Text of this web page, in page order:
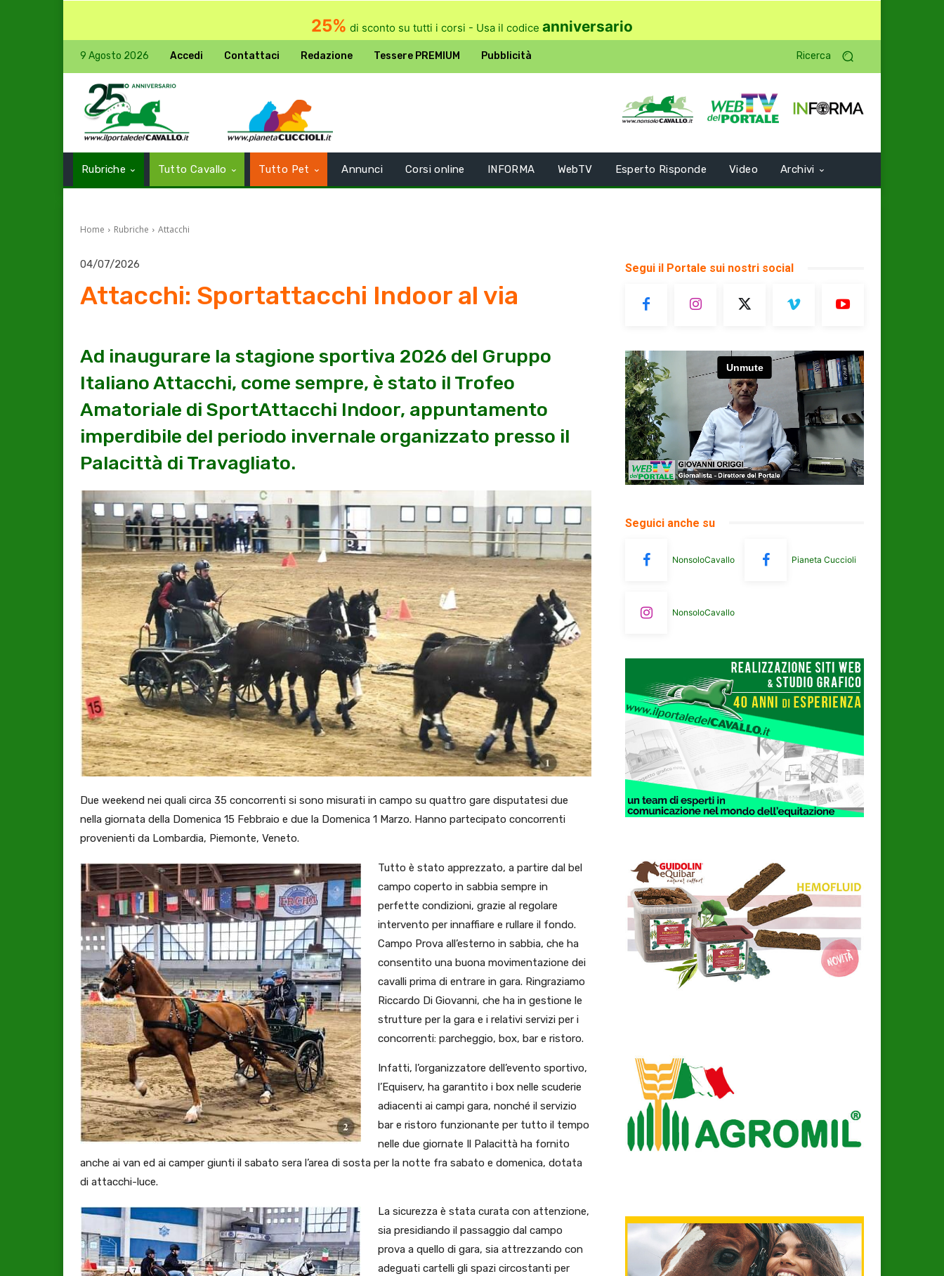
25% di sconto su tutti i corsi - Usa il codice anniversario
9 Agosto 2026 Accedi Contattaci Redazione Tessere PREMIUM Pubblicità Ricerca
Rubriche Tutto Cavallo Tutto Pet Annunci Corsi online INFORMA WebTV Esperto Risponde Video Archivi
Home Rubriche Attacchi
04/07/2026
Attacchi: Sportattacchi Indoor al via
Ad inaugurare la stagione sportiva 2026 del Gruppo
Italiano Attacchi, come sempre, è stato il Trofeo
Amatoriale di SportAttacchi Indoor, appuntamento
imperdibile del periodo invernale organizzato presso il
Palacittà di Travagliato.
Due weekend nei quali circa 35 concorrenti si sono misurati in campo su quattro gare disputatesi due
nella giornata della Domenica 15 Febbraio e due la Domenica 1 Marzo. Hanno partecipato concorrenti
provenienti da Lombardia, Piemonte, Veneto.
Tutto è stato apprezzato, a partire dal bel
campo coperto in sabbia sempre in
perfette condizioni, grazie al regolare
intervento per innaffiare e rullare il fondo.
Campo Prova all’esterno in sabbia, che ha
consentito una buona movimentazione dei
cavalli prima di entrare in gara. Ringraziamo
Riccardo Di Giovanni, che ha in gestione le
strutture per la gara e i relativi servizi per i
concorrenti: parcheggio, box, bar e ristoro.
Infatti, l’organizzatore dell’evento sportivo,
l’Equiserv, ha garantito i box nelle scuderie
adiacenti ai campi gara, nonché il servizio
bar e ristoro funzionante per tutto il tempo
nelle due giornate Il Palacittà ha fornito
anche ai van ed ai camper giunti il sabato sera l’area di sosta per la notte fra sabato e domenica, dotata
di attacchi-luce.
La sicurezza è stata curata con attenzione,
sia presidiando il passaggio dal campo
prova a quello di gara, sia attrezzando con
adeguati cartelli gli spazi circostanti per
Segui il Portale sui nostri social
Seguici anche su
NonsoloCavallo Pianeta Cuccioli
NonsoloCavallo